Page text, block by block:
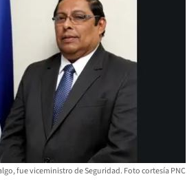
fue viceministro de Seguridad. Foto cortesía PNC